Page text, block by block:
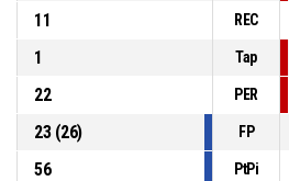
11
REC
1
Tap
22
PER
23(26) FP
56
PtPi